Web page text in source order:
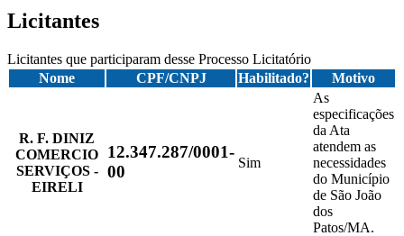
Licitantes
Licitantes que participaram desse Processo Licitatório
Nome
CPF/CNPJ Habilitado? Motivo
R. F. DINIZ
COMERCIO
SERVIÇOS -
EIRELI
12.347.287/0001-
00
Sim
As
especificações
da Ata
atendem as
necessidades
do Município
de São João
dos
Patos/MA.